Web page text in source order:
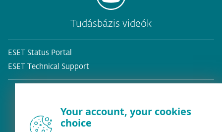
Tudásbázis videók
ESET Status Portal
ESET Technical Support
Your account, your cookies
choice